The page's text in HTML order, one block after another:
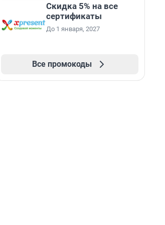
Скидка 5% на все
сертификаты
До 1 января, 2027
Все промокоды